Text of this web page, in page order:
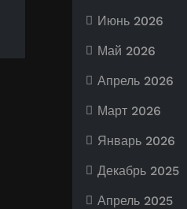
Июнь 2026
Май 2026
Апрель 2026
Март 2026
Январь 2026
Декабрь 2025
Апрель 2025